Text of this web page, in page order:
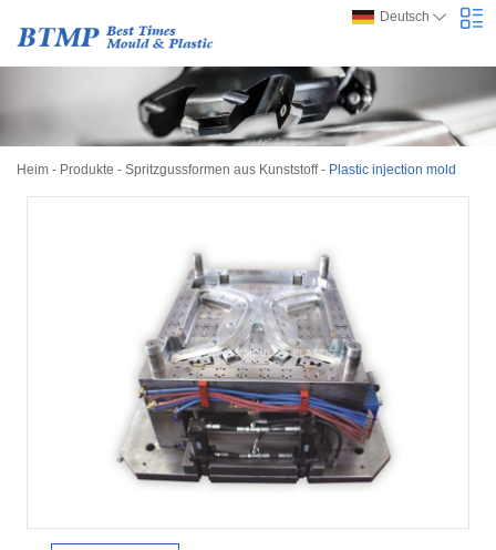
Deutsch
Heim - Produkte - Spritzgussformen aus Kunststoff- Plastic injection mold